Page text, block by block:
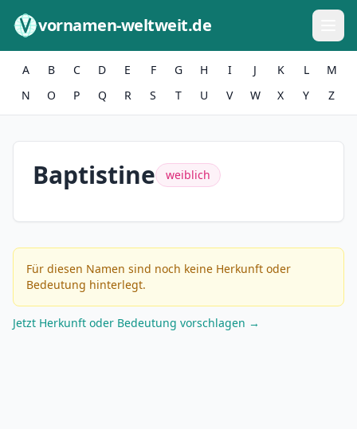
vornamen-weltweit.de
A B C D E F G H I J K L
M
N
O P Q R S T U V W X Y Z
Baptistine weiblich
Für diesen Namen sind noch keine Herkunft oder
Bedeutung hinterlegt.
Jetzt Herkunft oder Bedeutung vorschlagen →